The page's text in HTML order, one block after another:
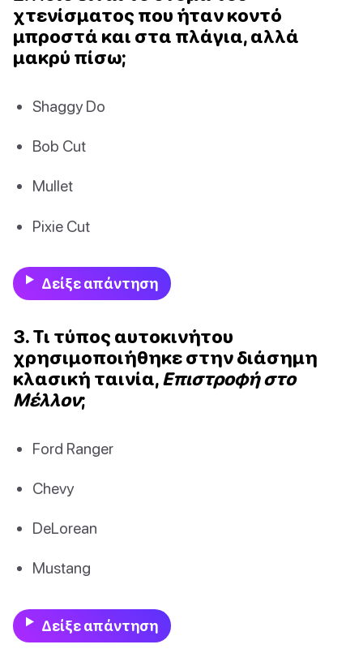
χτενίσματος που ήταν κοντό
μπροστά και στα πλάγια, αλλά
μακρύ πίσω;
Shaggy Do
Bob Cut
Mullet
Pixie Cut
Δείξε απάντηση
3. Τι τύπος αυτοκινήτου
χρησιμοποιήθηκε στην διάσημη
κλασική ταινία,Επιστροφή στο
Μέλλον;
Ford Ranger
Chevy
DeLorean
Mustang
Δείξε απάντηση